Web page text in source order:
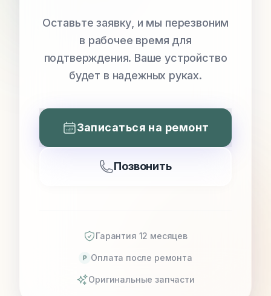
Оставьте заявку, и мы перезвоним
в рабочее время для
подтверждения. Ваше устройство
будет в надежных руках.
Записаться на ремонт
Позвонить
Гарантия 12 месяцев
P Оплата после ремонта
Оригинальные запчасти